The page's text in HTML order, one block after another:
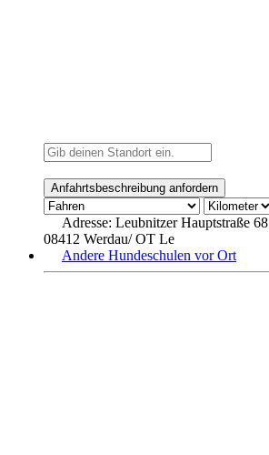
Adresse: Leubnitzer Hauptstraße 68
08412 Werdau/ OT Le
Andere Hundeschulen vor Ort